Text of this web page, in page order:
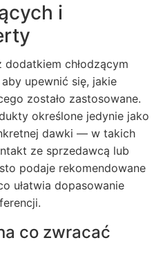
i
chłodzącym
upewnić się, jakie
zostało zastosowane.
określone jedynie jako
dawki — w takich
ze sprzedawcą lub
podaje rekomendowane
ułatwia dopasowanie
co zwracać